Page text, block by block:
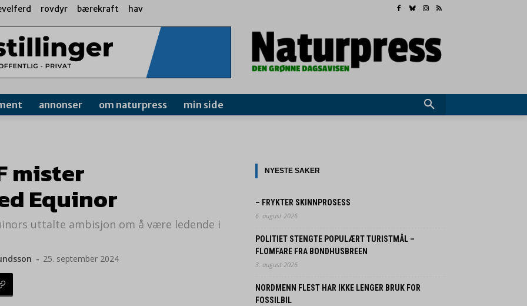
rovdyr bærekraft hav
annonser om naturpress min side
mister
Equinor
uttalte ambisjon om å være ledende i
- 25. september 2024
NYESTE SAKER
– FRYKTER SKINNPROSESS
6. august 2026
POLITIET STENGTE POPULÆRT TURISTMÅL –
FLOMFARE FRA BONDHUSBREEN
3. august 2026
NORDMENN FLEST HAR IKKE LENGER BRUK FOR
FOSSILBIL